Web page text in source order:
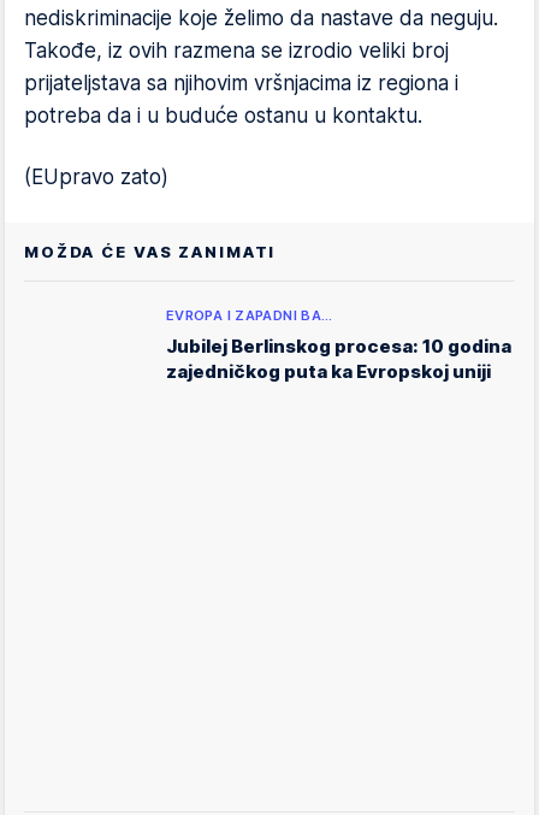
nediskriminacije koje želimo da nastave da neguju.
Takođe, iz ovih razmena se izrodio veliki broj
prijateljstava sa njihovim vršnjacima iz regiona i
potreba da i u buduće ostanu u kontaktu.
(EUpravo zato)
MOŽDA ĆE VAS ZANIMATI
EVROPA I ZAPADNI BA…
Jubilej Berlinskog procesa: 10 godina
zajedničkog puta ka Evropskoj uniji